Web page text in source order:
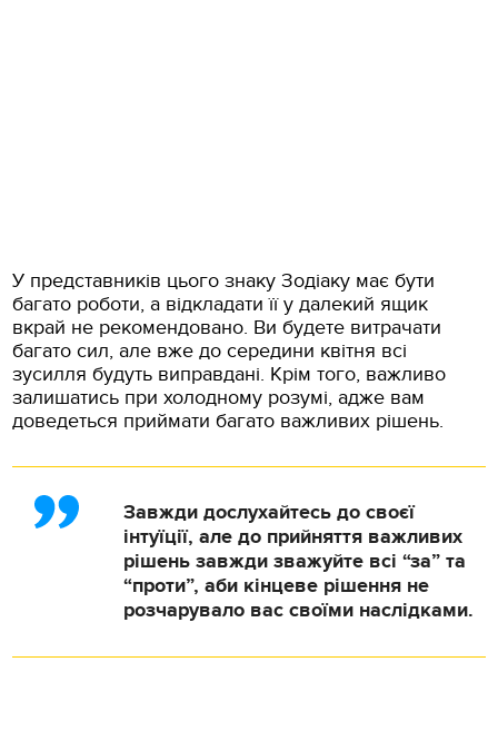
У представників цього знаку Зодіаку має бути
багато роботи, а відкладати її у далекий ящик
вкрай не рекомендовано. Ви будете витрачати
багато сил, але вже до середини квітня всі
зусилля будуть виправдані. Крім того, важливо
залишатись при холодному розумі, адже вам
доведеться приймати багато важливих рішень.
Завжди дослухайтесь до своєї
інтуїції, але до прийняття важливих
рішень завжди зважуйте всі “за” та
“проти”, аби кінцеве рішення не
розчарувало вас своїми наслідками.